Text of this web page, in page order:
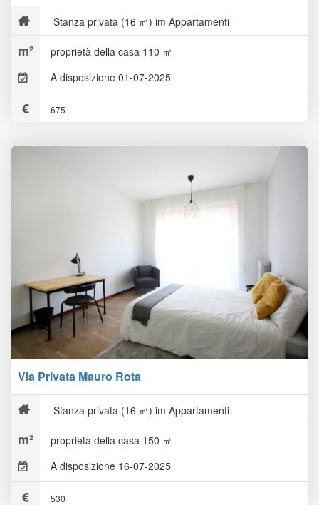
Stanza privata (16 ㎡) im Appartamenti
proprietà della casa 110 ㎡
A disposizione 01-07-2025
675
Via Privata Mauro Rota
Stanza privata (16 ㎡) im Appartamenti
proprietà della casa 150 ㎡
A disposizione 16-07-2025
530